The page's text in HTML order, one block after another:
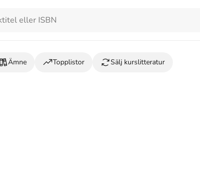
Ämne Topplistor Sälj kurslitteratur